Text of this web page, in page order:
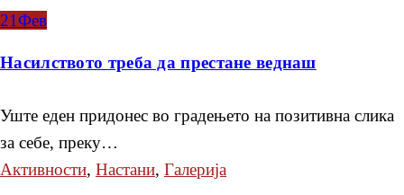
21Фев
Насилството треба да престане веднаш
Уште еден придонес во градењето на позитивна слика
за себе, преку…
Активности, Настани, Галерија